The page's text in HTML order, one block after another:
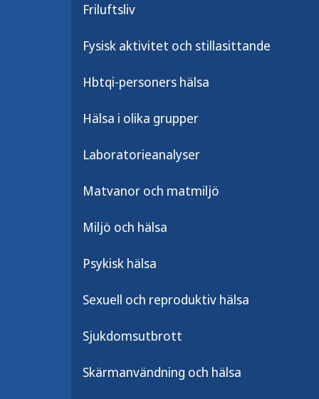
Friluftsliv
Fysisk aktivitet och stillasittande
Hbtqi-personers hälsa
Hälsa i olika grupper
Laboratorieanalyser
Matvanor och matmiljö
Miljö och hälsa
Psykisk hälsa
Sexuell och reproduktiv hälsa
Sjukdomsutbrott
Skärmanvändning och hälsa
Vem gör
Verktyg
Stöd till
på